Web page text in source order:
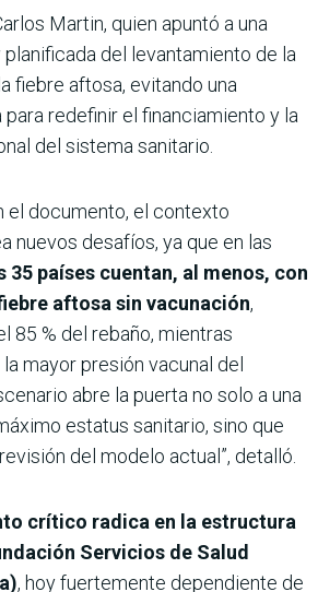
Martin, quien apuntó a una
del levantamiento de la
fiebre aftosa, evitando una
redefinir el financiamiento y la
del sistema sanitario.
el documento, el contexto
nuevos desafíos, ya que en las
35 países cuentan, al menos, con
aftosa sin vacunación,
85 % del rebaño, mientras
mayor presión vacunal del
abre la puerta no solo a una
estatus sanitario, sino que
del modelo actual”, detalló.
crítico radica en la estructura
Servicios de Salud
, hoy fuertemente dependiente de